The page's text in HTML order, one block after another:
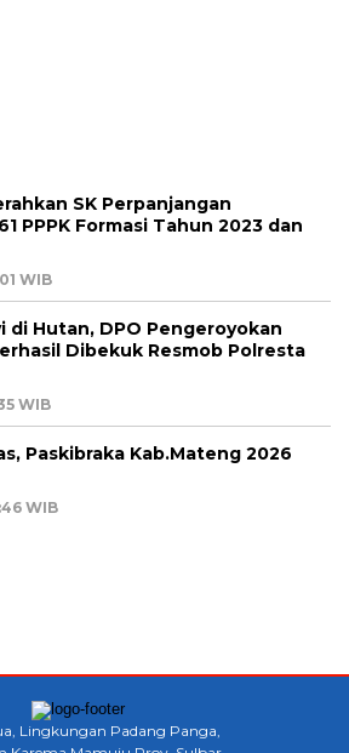
SK Perpanjangan
PPPK Formasi Tahun 2023 dan
WIB
di Hutan, DPO Pengeroyokan
Dibekuk Resmob Polresta
WIB
Paskibraka Kab.Mateng 2026
WIB
Lingkungan Padang Panga,